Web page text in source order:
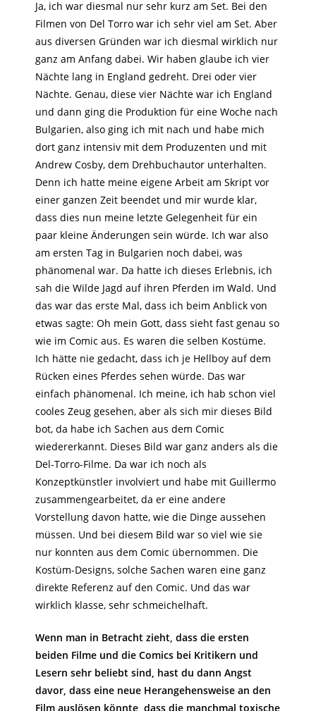
Ja, ich war diesmal nur sehr kurz am Set. Bei den
Filmen von Del Torro war ich sehr viel am Set. Aber
aus diversen Gründen war ich diesmal wirklich nur
ganz am Anfang dabei. Wir haben glaube ich vier
Nächte lang in England gedreht. Drei oder vier
Nächte. Genau, diese vier Nächte war ich England
und dann ging die Produktion für eine Woche nach
Bulgarien, also ging ich mit nach und habe mich
dort ganz intensiv mit dem Produzenten und mit
Andrew Cosby, dem Drehbuchautor unterhalten.
Denn ich hatte meine eigene Arbeit am Skript vor
einer ganzen Zeit beendet und mir wurde klar,
dass dies nun meine letzte Gelegenheit für ein
paar kleine Änderungen sein würde. Ich war also
am ersten Tag in Bulgarien noch dabei, was
phänomenal war. Da hatte ich dieses Erlebnis, ich
sah die Wilde Jagd auf ihren Pferden im Wald. Und
das war das erste Mal, dass ich beim Anblick von
etwas sagte: Oh mein Gott, dass sieht fast genau so
wie im Comic aus. Es waren die selben Kostüme.
Ich hätte nie gedacht, dass ich je Hellboy auf dem
Rücken eines Pferdes sehen würde. Das war
einfach phänomenal. Ich meine, ich hab schon viel
cooles Zeug gesehen, aber als sich mir dieses Bild
bot, da habe ich Sachen aus dem Comic
wiedererkannt. Dieses Bild war ganz anders als die
Del-Torro-Filme. Da war ich noch als
Konzeptkünstler involviert und habe mit Guillermo
zusammengearbeitet, da er eine andere
Vorstellung davon hatte, wie die Dinge aussehen
müssen. Und bei diesem Bild war so viel wie sie
nur konnten aus dem Comic übernommen. Die
Kostüm-Designs, solche Sachen waren eine ganz
direkte Referenz auf den Comic. Und das war
wirklich klasse, sehr schmeichelhaft.
Wenn man in Betracht zieht, dass die ersten
beiden Filme und die Comics bei Kritikern und
Lesern sehr beliebt sind, hast du dann Angst
davor, dass eine neue Herangehensweise an den
Film auslösen könnte, dass die manchmal toxische